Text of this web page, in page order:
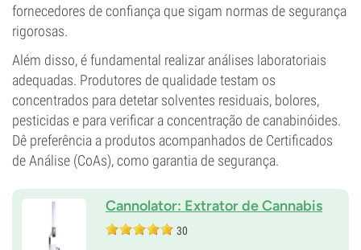
fornecedores de confiança que sigam normas de segurança
rigorosas.
Além disso, é fundamental realizar análises laboratoriais
adequadas. Produtores de qualidade testam os
concentrados para detetar solventes residuais, bolores,
pesticidas e para verificar a concentração de canabinóides.
Dê preferência a produtos acompanhados de Certificados
de Análise (CoAs), como garantia de segurança.
Cannolator: Extrator de Cannabis
30